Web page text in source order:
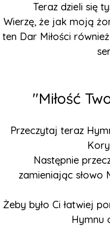
Teraz dzieli się
Wierzę, że jak moją
ten Dar Miłości
"Miłość
Przeczytaj teraz
Następnie
zamieniając słowo
Żeby było Ci łatwiej
Hymnu